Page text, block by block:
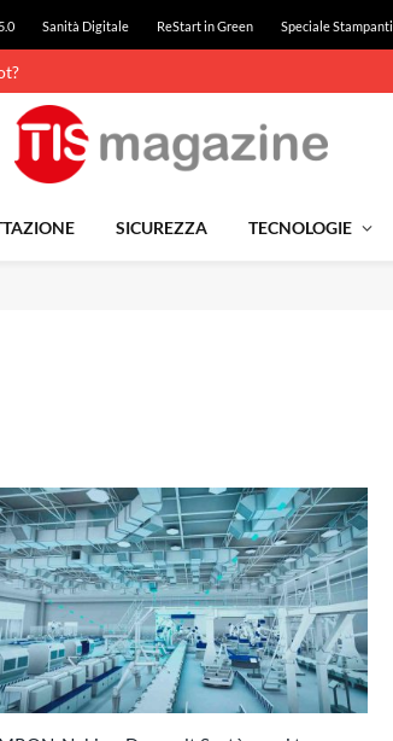
Sanità Digitale ReStart in Green Speciale Stampanti
SICUREZZA TECNOLOGIE